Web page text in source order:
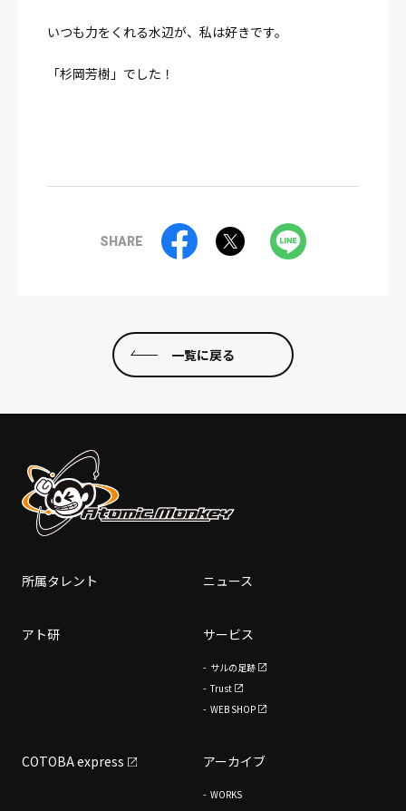
いつも力をくれる水辺が、私は好きです。
「杉岡芳樹」でした！
SHARE
一覧に戻る
所属タレント ニュース
アト研 サービス
サルの足跡
Trust
WEB SHOP
COTOBA express アーカイブ
WORKS